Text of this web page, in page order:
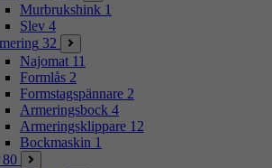
Murbrukshink 1
Slev 4
32
Najomat 11
Formlås 2
Formstagspännare 2
Armeringsbock 4
Armeringsklippare 12
Bockmaskin 1
80